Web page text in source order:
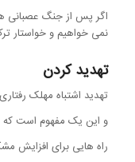
اگر پس از جنگ عصبانی
نمی خواهیم و خواستار
تهدید کردن
تهدید اشتباه مهلک
و این یک مفهوم است
راه هایی برای افزایش